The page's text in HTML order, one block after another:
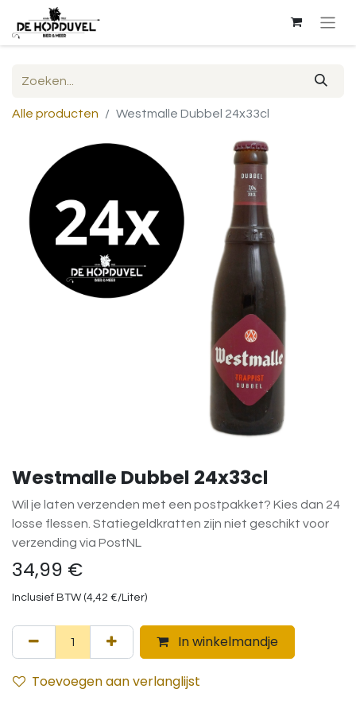
Alle producten Westmalle Dubbel 24x33cl
Westmalle Dubbel 24x33cl
Wil je laten verzenden met een postpakket? Kies dan 24
losse flessen. Statiegeldkratten zijn niet geschikt voor
verzending via PostNL
34,99 €
Inclusief BTW (4,42 €/Liter)
In winkelmandje
Toevoegen aan verlanglijst